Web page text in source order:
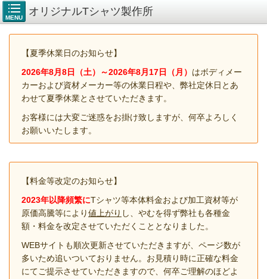
MENU
オリジナルTシャツ製作所
【夏季休業日のお知らせ】
2026年8月8日（土）～2026年8月17日（月） はボディメー
カーおよび資材メーカー等の休業日程や、弊社定休日とあ
わせて夏季休業とさせていただきます。
お客様には大変ご迷惑をお掛け致しますが、何卒よろしく
お願いいたします。
【料金等改定のお知らせ】
2023年以降頻繁にTシャツ等本体料金および加工資材等が
原価高騰等により値上がり し、やむを得ず弊社も各種金
額・料金を改定させていただくこととなりました。
WEBサイトも順次更新させていただきますが、ページ数が
多いため追いついておりません。お見積り時に正確な料金
にてご提示させていただきますので、何卒ご理解のほどよ